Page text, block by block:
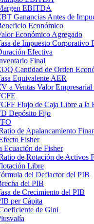
EBITDA
Ganancias Antes de
Económico
Económico Agregado
de Impuesto Corporativo
Efectiva
Final
Cantidad de Orden
Equivalente AER
a Ventas Valor Empresarial
Flujo de Caja Libre a la
Depósito Fijo
de Apalancamiento
Fisher
Ecuación de Fisher
de Rotación de Activos
Libre
del Deflactor del PIB
del PIB
de Crecimiento del PIB
per Cápita
de Gini